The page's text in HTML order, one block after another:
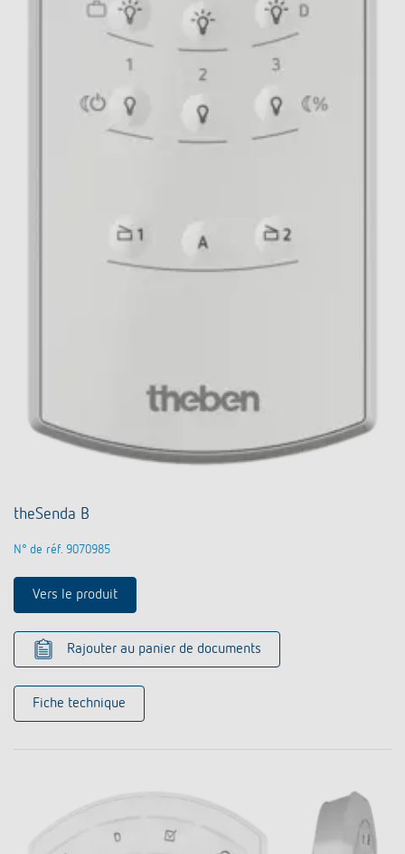
theSenda B
N° de réf. 9070985
Vers le produit
Rajouter au panier de documents
Fiche technique